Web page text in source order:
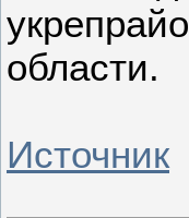
области.
Источник